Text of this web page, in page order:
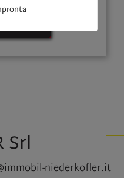
Srl
niederkofler.it